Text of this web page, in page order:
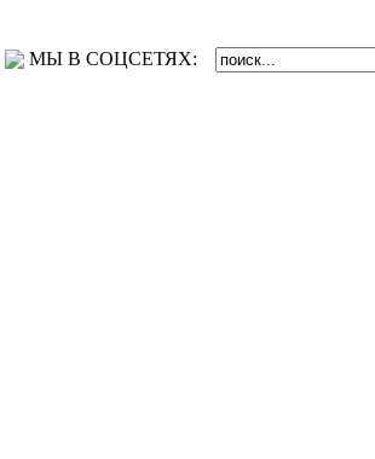
МЫ В СОЦСЕТЯХ: